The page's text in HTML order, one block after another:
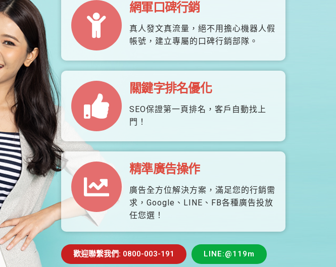
網軍口碑行銷
真人發文真流量，絕不用擔心機器人假
帳號，建立專屬的口碑行銷部隊。
關鍵字排名優化
SEO保證第一頁排名，客戶自動找上
門！
精準廣告操作
廣告全方位解決方案，滿足您的行銷需
求，Google、LINE、FB各種廣告投放
任您選！
歡迎聯繫我們: 0800-003-191 LINE:@119m